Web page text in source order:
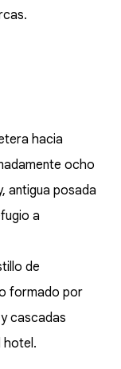
hacia
ocho
antigua posada
a
de
formado por
cascadas
hotel.